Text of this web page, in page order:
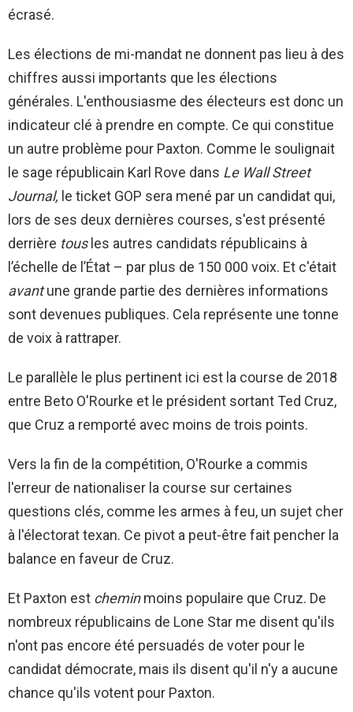
écrasé.
Les élections de mi-mandat ne donnent pas lieu à des
chiffres aussi importants que les élections
générales. L'enthousiasme des électeurs est donc un
indicateur clé à prendre en compte. Ce qui constitue
un autre problème pour Paxton. Comme le soulignait
le sage républicain Karl Rove dans Le Wall Street
Journal, le ticket GOP sera mené par un candidat qui,
lors de ses deux dernières courses, s'est présenté
derrière tousles autres candidats républicains à
l’échelle de l’État – par plus de 150 000 voix. Et c'était
avantune grande partie des dernières informations
sont devenues publiques. Cela représente une tonne
de voix à rattraper.
Le parallèle le plus pertinent ici est la course de 2018
entre Beto O'Rourke et le président sortant Ted Cruz,
que Cruz a remporté avec moins de trois points.
Vers la fin de la compétition, O'Rourke a commis
l'erreur de nationaliser la course sur certaines
questions clés, comme les armes à feu, un sujet cher
à l'électorat texan. Ce pivot a peut-être fait pencher la
balance en faveur de Cruz.
Et Paxton est cheminmoins populaire que Cruz. De
nombreux républicains de Lone Star me disent qu'ils
n'ont pas encore été persuadés de voter pour le
candidat démocrate, mais ils disent qu'il n'y a aucune
chance qu'ils votent pour Paxton.